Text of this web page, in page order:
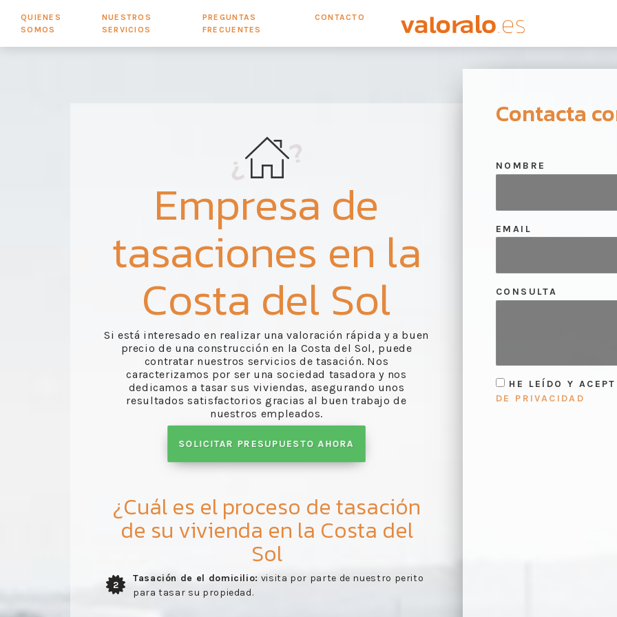
QUIENES
SOMOS
NUESTROS
SERVICIOS
PREGUNTAS
FRECUENTES
CONTACTO
Empresa de
tasaciones en la
Costa del Sol
Si está interesado en realizar una valoración rápida y a buen
precio de una construcción en la Costa del Sol, puede
contratar nuestros servicios de tasación. Nos
caracterizamos por ser una sociedad tasadora y nos
dedicamos a tasar sus viviendas, asegurando unos
resultados satisfactorios gracias al buen trabajo de
nuestros empleados.
SOLICITAR PRESUPUESTO AHORA
¿Cuál es el proceso de tasación
de su vivienda en la Costa del
Sol
3
Entrega del informe:entrega del informe de valoración
realizado por nuestros trabajadores según lo evaluado en la
Contacta
NOMBRE
EMAIL
CONSULTA
HE LEÍDO Y
DE PRIVACIDAD